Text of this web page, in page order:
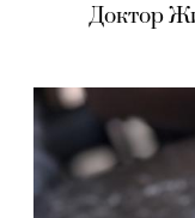
Доктор